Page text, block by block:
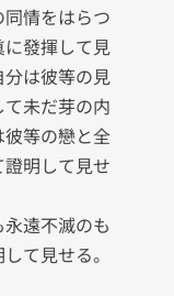
情をはらつ
發揮して見
は彼等の見
未だ芽の内
等の戀と全
明して見せ
遠不滅のも
て見せる。